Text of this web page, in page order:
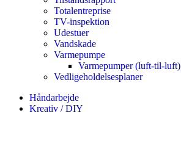
Totalentreprise
TV-inspektion
Udestuer
Vandskade
Varmepumpe
Varmepumper (luft-til-luft)
Vedligeholdelsesplaner
Håndarbejde
Kreativ / DIY